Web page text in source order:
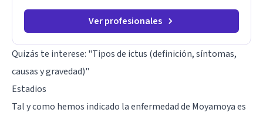
Ver profesionales
Quizás te interese: "Tipos de ictus (definición, síntomas,
causas y gravedad)"
Estadios
Tal y como hemos indicado la enfermedad de Moyamoya es